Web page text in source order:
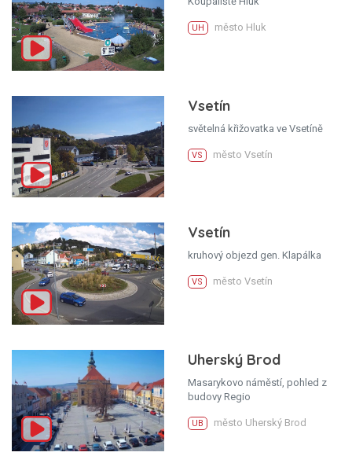
UH město Hluk
Vsetín
světelná křižovatka ve Vsetíně
VS město Vsetín
Vsetín
kruhový objezd gen. Klapálka
VS město Vsetín
Uherský Brod
Masarykovo náměstí, pohled z
budovy Regio
UB město Uherský Brod